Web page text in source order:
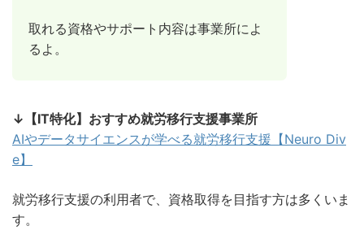
取れる資格やサポート内容は事業所によ
るよ。
↓【IT特化】おすすめ就労移行支援事業所
AIやデータサイエンスが学べる就労移行支援【Neuro Div
e】
就労移行支援の利用者で、資格取得を目指す方は多くいま
す。